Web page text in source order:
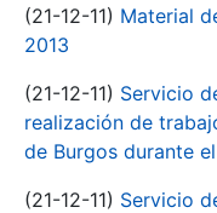
(21-12-11) Material
2013
(21-12-11) Servicio
realización de
de Burgos durante
(21-12-11) Servicio